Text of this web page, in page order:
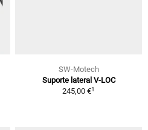
SW-Motech
Suporte lateral V-LOC
245,00 €1